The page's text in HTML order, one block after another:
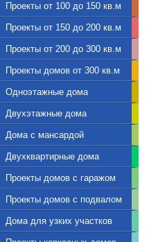
Проекты от 100 до 150 кв.м
Проекты от 150 до 200 кв.м
Проекты от 200 до 300 кв.м
Проекты домов от 300 кв.м
Одноэтажные дома
Двухэтажные дома
Дома с мансардой
Двухквартирные дома
Проекты домов с гаражом
Проекты домов с подвалом
Дома для узких участков